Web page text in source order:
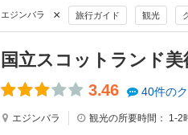
エジンバラ × 旅行ガイド 観光
国立スコットランド美
3.46 40件の
エジンバラ 観光の所要時間： 1-2